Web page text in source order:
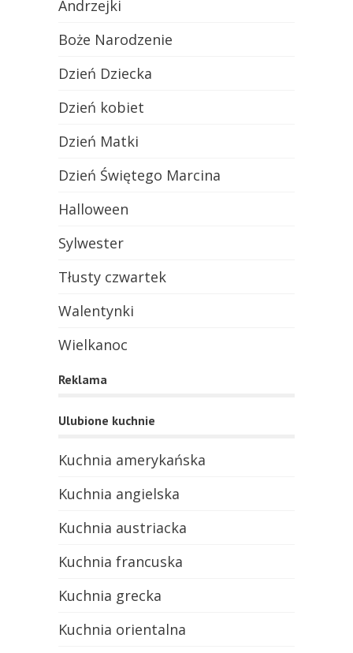
Andrzejki
Boże Narodzenie
Dzień Dziecka
Dzień kobiet
Dzień Matki
Dzień Świętego Marcina
Halloween
Sylwester
Tłusty czwartek
Walentynki
Wielkanoc
Reklama
Ulubione kuchnie
Kuchnia amerykańska
Kuchnia angielska
Kuchnia austriacka
Kuchnia francuska
Kuchnia grecka
Kuchnia orientalna